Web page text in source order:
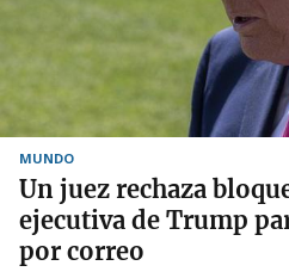
MUNDO
Un juez rechaza
ejecutiva de Trump
por correo